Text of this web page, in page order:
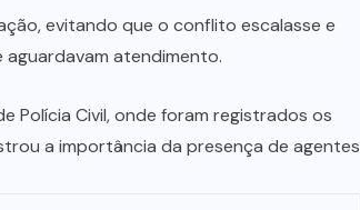
evitando que o conflito escalasse e
atendimento.
Polícia Civil, onde foram registrados os
a importância da presença de agentes